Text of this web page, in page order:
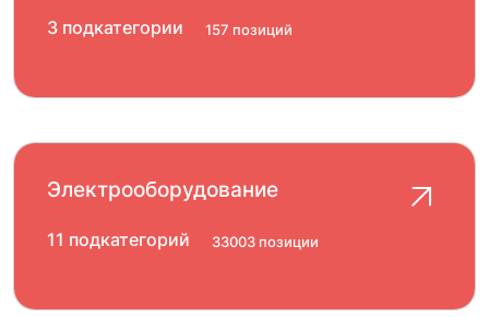
3 подкатегории 157 позиций
Электрооборудование
11 подкатегорий 33003 позиции